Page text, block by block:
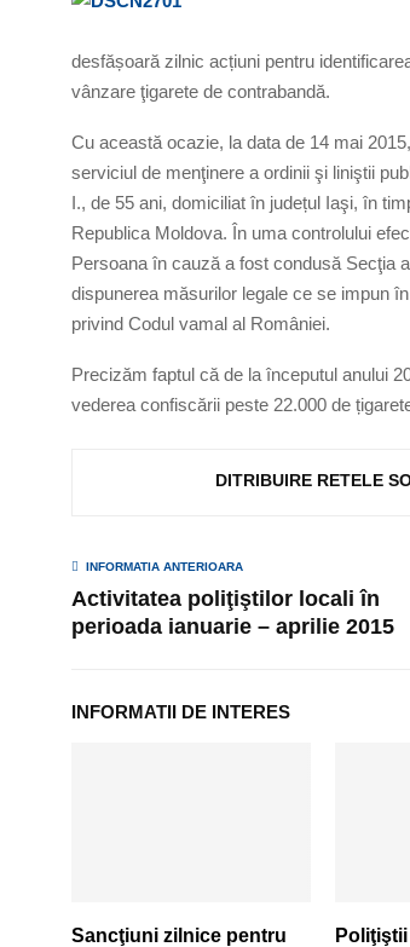
desfășoară zilnic acțiuni pentru
vânzare ţigarete de contrabandă.
Cu această ocazie, la data de 14 mai
serviciul de menţinere a ordinii şi liniştii
I., de 55 ani, domiciliat în județul Iaşi, în
Republica Moldova. În uma controlului
Persoana în cauză a fost condusă Secţia
dispunerea măsurilor legale ce se impun
privind Codul vamal al României.
Precizăm faptul că de la începutul anului
vederea confiscării peste 22.000 de
DITRIBUIRE RETELE
INFORMATIA ANTERIOARA
Activitatea poliţiştilor locali în
perioada ianuarie – aprilie 2015
INFORMATII DE INTERES
Sancţiuni zilnice pentru